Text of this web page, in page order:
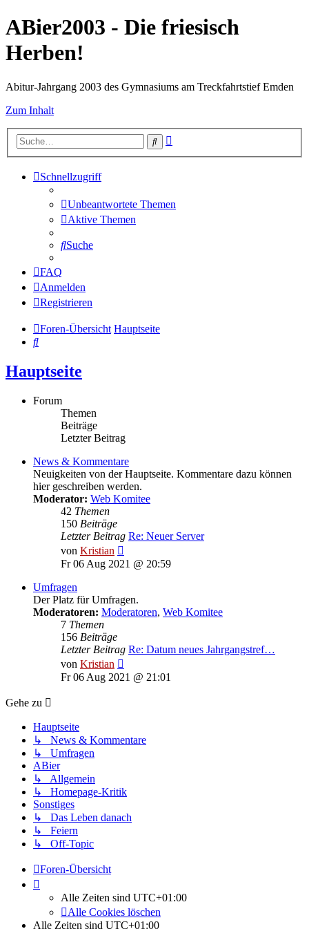
ABier2003 - Die friesisch
Herben!
Abitur-Jahrgang 2003 des Gymnasiums am Treckfahrtstief Emden
Zum Inhalt
Suche
Schnellzugriff
Unbeantwortete Themen
Aktive Themen
Suche
FAQ
Anmelden
Registrieren
Foren-Übersicht Hauptseite
Suche
Hauptseite
Forum
Themen
Beiträge
Letzter Beitrag
News & Kommentare
Neuigkeiten von der Hauptseite. Kommentare dazu können
hier geschreiben werden.
Moderator: Web Komitee
42 Themen
150 Beiträge
Letzter Beitrag Re: Neuer Server
von Kristian
Beitrag
Fr 06 Aug 2021 @ 20:59
Umfragen
Der Platz für Umfragen.
Moderatoren: Moderatoren, Web Komitee
7 Themen
156 Beiträge
Letzter Beitrag Re: Datum neues Jahrgangstref…
von Kristian
Beitrag
Fr 06 Aug 2021 @ 21:01
Gehe zu
Hauptseite
↳ News & Kommentare
↳ Umfragen
ABier
↳ Allgemein
↳ Homepage-Kritik
Sonstiges
↳ Das Leben danach
↳ Feiern
↳ Off-Topic
Foren-Übersicht
Alle Zeiten sind UTC+01:00
Alle Cookies löschen
Alle Zeiten sind UTC+01:00